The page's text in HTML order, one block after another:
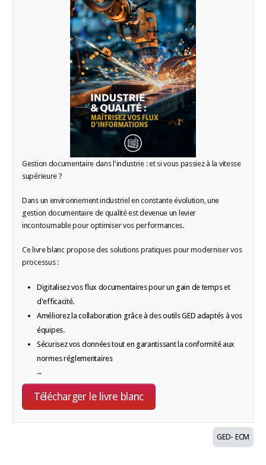
Gestion documentaire dans l'industrie : et si vous passiez à la vitesse
supérieure ?
Dans un environnement industriel en constante évolution, une
gestion documentaire de qualité est devenue un levier
incontournable pour optimiser vos performances.
Ce livre blanc propose des solutions pratiques pour moderniser vos
processus :
Digitalisez vos flux documentaires pour un gain de temps et
d'efficacité.
Améliorez la collaboration grâce à des outils GED adaptés à vos
équipes.
Sécurisez vos données tout en garantissant la conformité aux
normes réglementaires
...
Télécharger le livre blanc
GED- ECM